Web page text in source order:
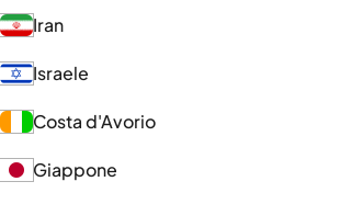
Iran
Israele
Costa d'Avorio
Giappone